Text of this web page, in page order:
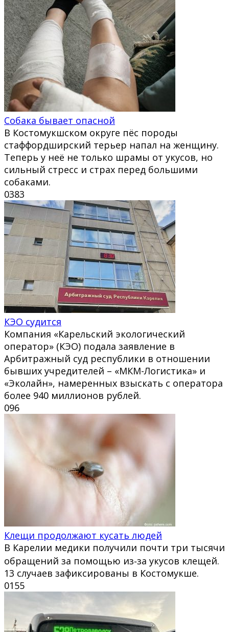
Собака бывает опасной
В Костомукшском округе пёс породы
стаффордширский терьер напал на женщину.
Теперь у неё не только шрамы от укусов, но
сильный стресс и страх перед большими
собаками.
0383
КЭО судится
Компания «Карельский экологический
оператор» (КЭО) подала заявление в
Арбитражный суд республики в отношении
бывших учредителей – «МКМ-Логистика» и
«Эколайн», намеренных взыскать с оператора
более 940 миллионов рублей.
096
Клещи продолжают кусать людей
В Карелии медики получили почти три тысячи
обращений за помощью из‑за укусов клещей.
13 случаев зафиксированы в Костомукше.
0155